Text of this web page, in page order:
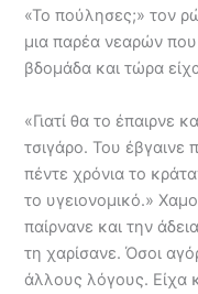
«Το πούλησες;» τον
μια παρέα νεαρών
βδομάδα και τώρα
«Γιατί θα το έπαιρνε
τσιγάρο. Του έβγαινε
πέντε χρόνια το
το υγειονομικό.»
παίρνανε και την
τη χαρίσανε. Όσοι
άλλους λόγους. Είχα